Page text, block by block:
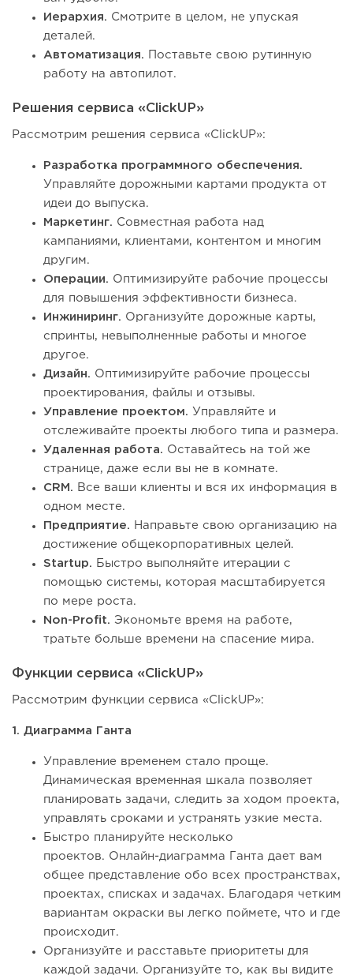
Иерархия. Смотрите в целом, не упуская
деталей.
Автоматизация. Поставьте свою рутинную
работу на автопилот.
Решения сервиса «ClickUP»
Рассмотрим решения сервиса «ClickUP»:
Разработка программного обеспечения.
Управляйте дорожными картами продукта от
идеи до выпуска.
Маркетинг. Совместная работа над
кампаниями, клиентами, контентом и многим
другим.
Операции. Оптимизируйте рабочие процессы
для повышения эффективности бизнеса.
Инжиниринг. Организуйте дорожные карты,
спринты, невыполненные работы и многое
другое.
Дизайн. Оптимизируйте рабочие процессы
проектирования, файлы и отзывы.
Управление проектом. Управляйте и
отслеживайте проекты любого типа и размера.
Удаленная работа. Оставайтесь на той же
странице, даже если вы не в комнате.
CRM.
Все ваши клиенты и вся их информация в
одном месте.
Предприятие.
Направьте свою организацию на
достижение общекорпоративных целей.
Startup. Быстро выполняйте итерации с
помощью системы, которая масштабируется
по мере роста.
Non-Profit. Экономьте время на работе,
тратьте больше времени на спасение мира.
Функции сервиса «ClickUP»
Рассмотрим функции сервиса «ClickUP»:
1. Диаграмма Ганта
Управление временем стало проще.
Динамическая временная шкала позволяет
планировать задачи, следить за ходом проекта,
управлять сроками и устранять узкие места.
Быстро планируйте несколько
проектов. Онлайн-диаграмма Ганта дает вам
общее представление обо всех пространствах,
проектах, списках и задачах. Благодаря четким
вариантам окраски вы легко поймете, что и где
происходит.
Организуйте и расставьте приоритеты для
каждой задачи. Организуйте то, как вы видите